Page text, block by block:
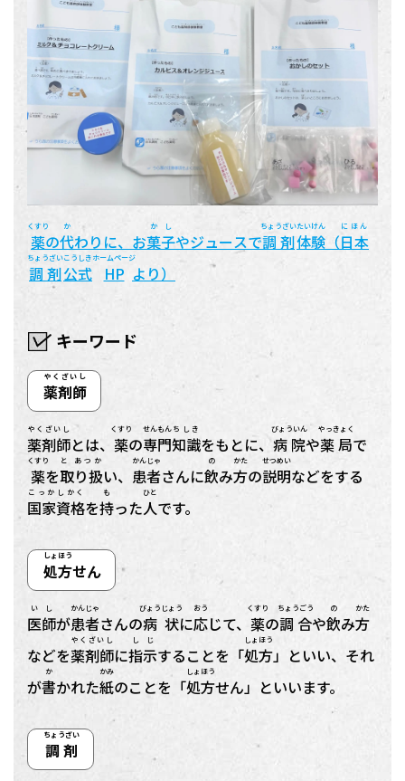
薬
くすり
の代
か
わりに、お菓子
かし
やジュースで調剤
ちょうざい
体験
たいけん
（日本
にほん
調剤
ちょうざい
公式
こうしき
HP
ホームページ
より）
キーワード
薬剤師
やくざいし
薬剤師
やくざいし
とは、 薬
くすり
の専門
せんもん
知識
ちしき
をもとに、病院
びょういん
や薬局
やっきょく
で
薬
くすり
を取り扱
と あつか
い、 患者
かんじゃ
さんに飲
の
み方
かた
の説明
せつめい
などをする
国家
こっか
資格
しかく
を持
も
った人
ひと
です。
処方
しょほう
せん
医師
いし
が患者
かんじゃ
さんの病状
びょうじょう
に応
おう
じて、 薬
くすり
の調合
ちょうごう
や飲
の
み方
かた
などを薬剤師
やくざいし
に指示
しじ
することを「処方
しょほう
」といい、それ
が書
か
かれた紙
かみ
のことを「処方
しょほう
せん」といいます。
調剤
ちょうざい